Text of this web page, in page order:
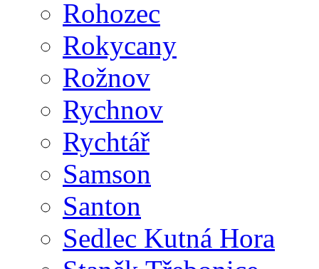
Rohozec
Rokycany
Rožnov
Rychnov
Rychtář
Samson
Santon
Sedlec Kutná Hora